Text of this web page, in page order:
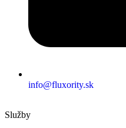
info@fluxority.sk
Služby